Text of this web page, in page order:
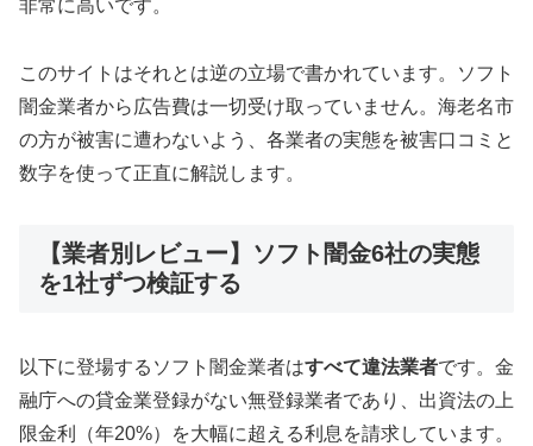
非常に高いです。
このサイトはそれとは逆の立場で書かれています。ソフト
闇金業者から広告費は一切受け取っていません。海老名市
の方が被害に遭わないよう、各業者の実態を被害口コミと
数字を使って正直に解説します。
【業者別レビュー】ソフト闇金6社の実態
を1社ずつ検証する
以下に登場するソフト闇金業者はすべて違法業者です。金
融庁への貸金業登録がない無登録業者であり、出資法の上
限金利（年20%）を大幅に超える利息を請求しています。